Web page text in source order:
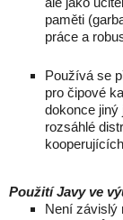
paměti
práce a
Používá se
pro čipové
dokonce
rozsáhlé
Použití Javy ve
Není závislý